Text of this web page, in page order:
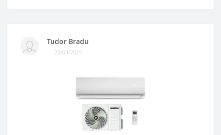
Tudor Bradu
23/04/2025